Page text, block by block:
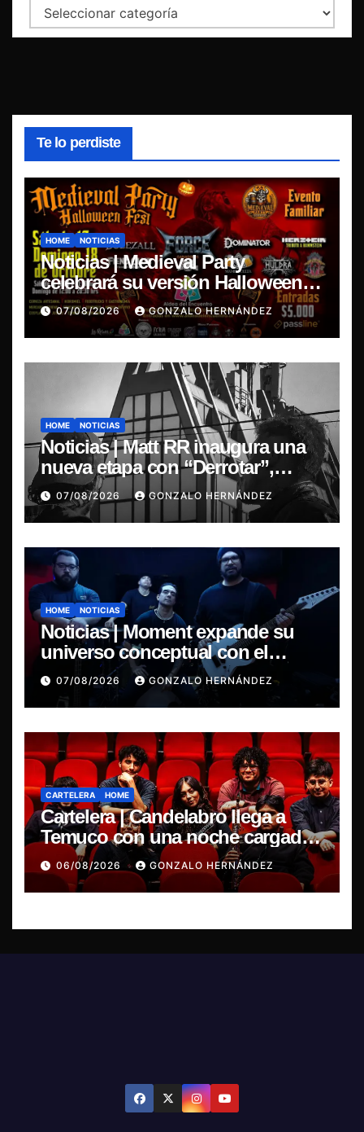
Categorías
Te lo perdiste
HOME NOTICIAS
Noticias | Medieval Party
celebrará su versión Halloween
Fest en Aldea del Encuentro
07/08/2026 GONZALO HERNÁNDEZ
HOME NOTICIAS
Noticias | Matt RR inaugura una
nueva etapa con “Derrotar”,
primer adelanto de su EP
Resonancia de Umbral
07/08/2026 GONZALO HERNÁNDEZ
HOME NOTICIAS
Noticias | Moment expande su
universo conceptual con el
estreno de “Poisoned Reality”
07/08/2026 GONZALO HERNÁNDEZ
CARTELERA HOME
Cartelera | Candelabro llega a
Temuco con una noche cargada
de indie
06/08/2026 GONZALO HERNÁNDEZ